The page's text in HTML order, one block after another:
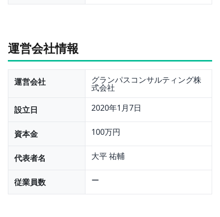
運営会社情報
運営会社 グランパスコンサルティング株
式会社
設立日 2020年1月7日
資本金 100万円
代表者名 大平 祐輔
従業員数 ー